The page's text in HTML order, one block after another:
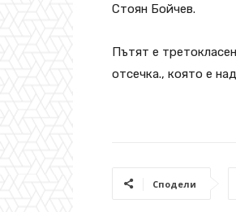
Стоян Бойчев.
Пътят е
отсечка., която е
Сподели